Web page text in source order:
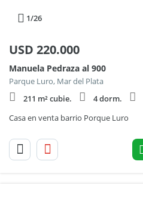
1/26
USD 220.000
Manuela Pedraza al 900
Parque Luro, Mar del Plata
211 m² cubie.
4 dorm.
Casa en venta barrio Porque Luro